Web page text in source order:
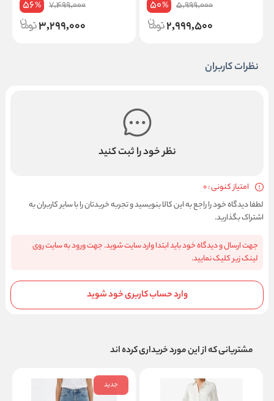
5,999,000
50%
2,999,500
7,499,000
56%
3,299,000
نظرات کاربران
نظر خود را ثبت کنید
امتیاز کنونی : 0
لطفا دیدگاه خود را راجع به این کالا بنویسید و تجربه خریدتان را با سایر کاربران به
اشتراک بگذارید.
جهت ارسال و دیدگاه خود باید ابتدا وارد سایت شوید. جهت ورود به سایت روی
لینک زیر کلیک نمایید.
وارد حساب کاربری خود شوید
مشتریانی که از این مورد خریداری کرده اند
جدید